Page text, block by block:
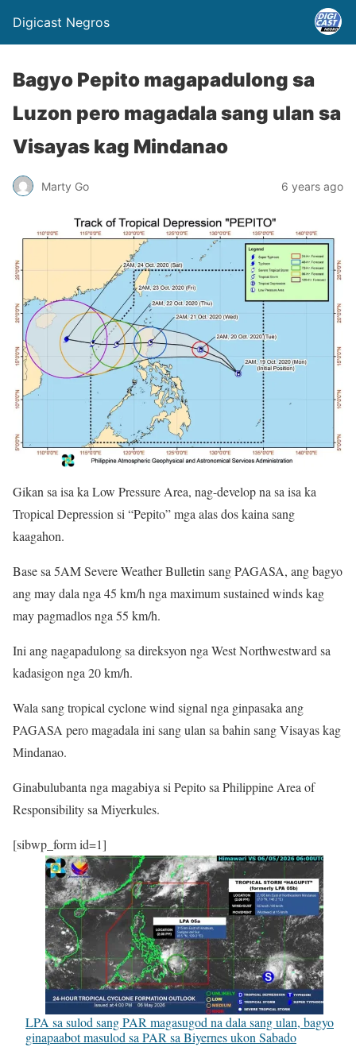
Digicast Negros
Bagyo Pepito magapadulong sa
Luzon pero magadala sang ulan sa
Visayas kag Mindanao
Marty Go 6 years ago
Gikan sa isa ka Low Pressure Area, nag-develop na sa isa ka
Tropical Depression si “Pepito” mga alas dos kaina sang
kaagahon.
Base sa 5AM Severe Weather Bulletin sang PAGASA, ang bagyo
ang may dala nga 45 km/h nga maximum sustained winds kag
may pagmadlos nga 55 km/h.
Ini ang nagapadulong sa direksyon nga West Northwestward sa
kadasigon nga 20 km/h.
Wala sang tropical cyclone wind signal nga ginpasaka ang
PAGASA pero magadala ini sang ulan sa bahin sang Visayas kag
Mindanao.
Ginabulubanta nga magabiya si Pepito sa Philippine Area of
Responsibility sa Miyerkules.
[sibwp_form id=1]
LPA sa sulod sang PAR magasugod na dala sang ulan, bagyo
ginapaabot masulod sa PAR sa Biyernes ukon Sabado